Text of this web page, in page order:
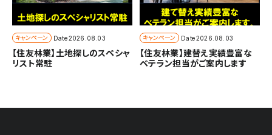
キャンペーン Date2026.08.03
【住友林業】土地探しのスペシャ
リスト常駐
キャンペーン Date2026.08.03
【住友林業】建替え実績豊富な
ベテラン担当がご案内します